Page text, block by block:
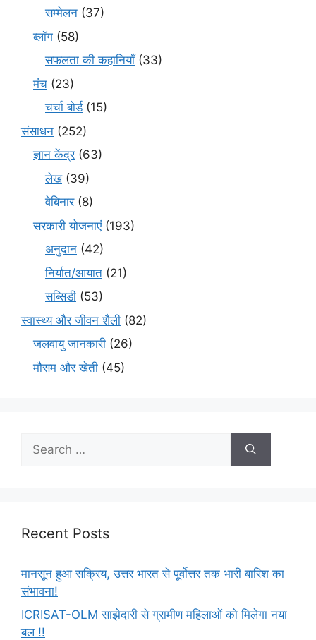
सम्मेलन (37)
ब्लॉग (58)
सफलता की कहानियाँ(33)
मंच (23)
चर्चा बोर्ड(15)
संसाधन (252)
ज्ञान केंद्र(63)
लेख(39)
वेबिनार(8)
सरकारी योजनाएं(193)
अनुदान (42)
निर्यात/आयात (21)
सब्सिडी (53)
स्वास्थ्य और जीवन शैली (82)
जलवायु जानकारी (26)
मौसम और खेती (45)
Recent Posts
मानसून हुआ सक्रिय, उत्तर भारत से पूर्वोत्तर तक भारी बारिश का
संभावना!
ICRISAT-OLM साझेदारी से ग्रामीण महिलाओं को मिलेगा नया
बल !!